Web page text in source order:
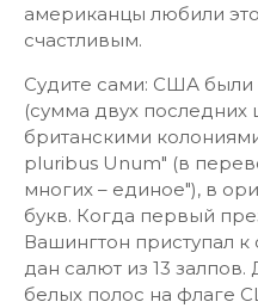
американцы любили
счастливым.
Судите сами: США были
(сумма двух последних
британскими
pluribus Unum" (в
многих – единое"), в
букв. Когда первый
Вашингтон приступал
дан салют из 13
белых полос на флаге